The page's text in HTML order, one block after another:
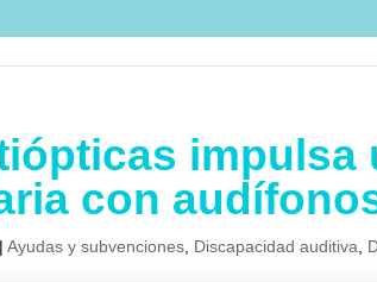
impulsa
con
|Ayudas y subvenciones Discapacidad auditiva